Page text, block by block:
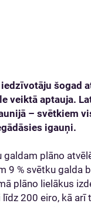
šogad
veiktā aptauja.
– svētkiem
igauņi.
galdam plāno
9 % svētku galda
plāno lielākus
200 eiro, kā arī